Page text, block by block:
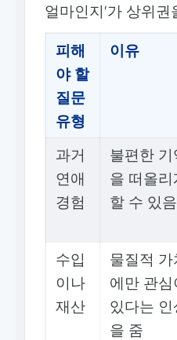
얼마인지'가 상위권
피해
야 할
질문
유형
이유
과거
연애
경험
불편한 기
을 떠올리
할 수 있음
수입
이나
재산
물질적 가
에만 관심
있다는 인
을 줌